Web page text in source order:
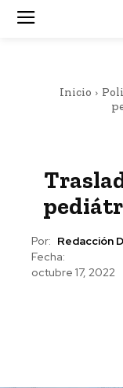
Inicio
Por: Redacción
Fecha:
octubre 17, 2022